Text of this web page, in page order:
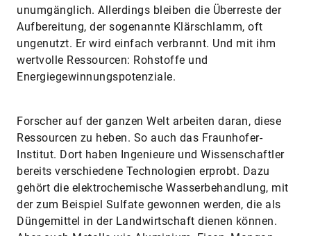
Aufbereitung, der sogenannte Klärschlamm, oft
ungenutzt. Er wird einfach verbrannt. Und mit ihm
wertvolle Ressourcen: Rohstoffe und
Energiegewinnungspotenziale.
Ressourcen zu heben. So auch das Fraunhofer-
Institut. Dort haben Ingenieure und Wissenschaftler
bereits verschiedene Technologien erprobt. Dazu
gehört die elektrochemische Wasserbehandlung, mit
der zum Beispiel Sulfate gewonnen werden, die als
Düngemittel in der Landwirtschaft dienen können.
Aber auch Metalle wie Aluminium, Eisen, Mangan